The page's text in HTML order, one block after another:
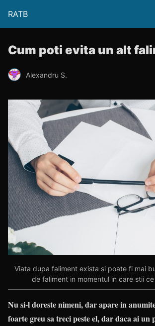
RATB
Cum poti evita un alt
Alexandru S.
Viata dupa faliment exista si poate fi mai
de faliment in momentul in care stii
Nu si-l doreste nimeni, dar apare in
foarte greu sa treci peste el, dar daca ai un